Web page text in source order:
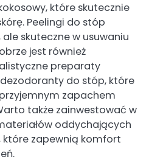
które skutecznie
Peelingi do stóp
skuteczne w usuwaniu
jest również
preparaty
do stóp, które
zapachem
także zainwestować w
oddychających
zapewnią komfort